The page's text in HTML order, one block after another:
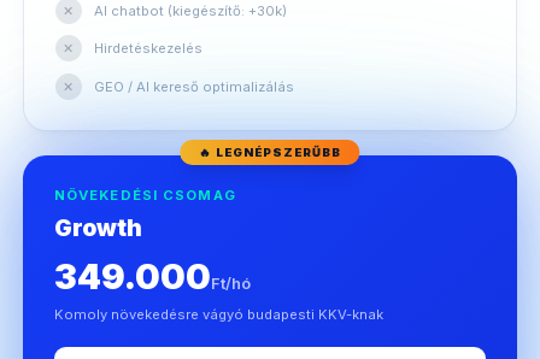
✕ AI chatbot (kiegészítő: +30k)
✕ Hirdetéskezelés
✕ GEO / AI kereső optimalizálás
🔥 LEGNÉPSZERŰBB
NÖVEKEDÉSI CSOMAG
Growth
349.000Ft/hó
Komoly növekedésre vágyó budapesti KKV-knak